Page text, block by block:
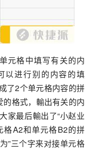
元格中填写有关的内
以进行别的内容的填
了2个单元格内容的拼
格式，輸出有关的内
家最后輸出了“小赵业
格A2和单元格B2的拼
”三个字来对接单元格